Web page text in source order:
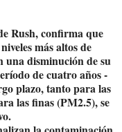
Rush, confirma que
más altos de
una disminución de su
de cuatro años -
plazo, tanto para las
las finas (PM2.5), se